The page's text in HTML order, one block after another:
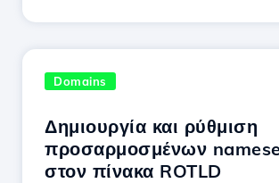
Domains
Δημιουργία και ρύθμιση
προσαρμοσμένων
στον πίνακα ROTLD